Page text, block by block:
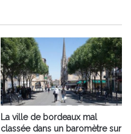
La ville de bordeaux mal
classée dans un baromètre sur